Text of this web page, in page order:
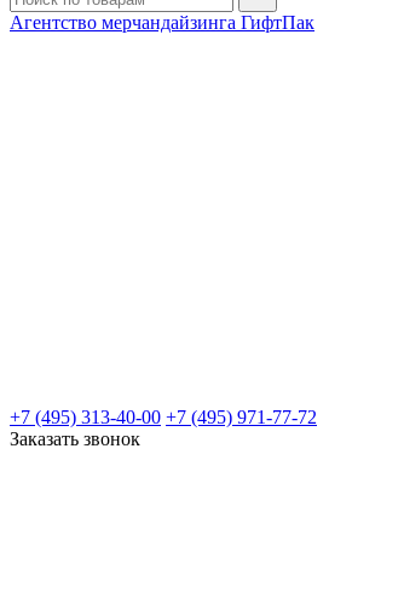
Агентство мерчандайзинга ГифтПак
+7 (495) 313-40-00 +7 (495) 971-77-72
Заказать звонок